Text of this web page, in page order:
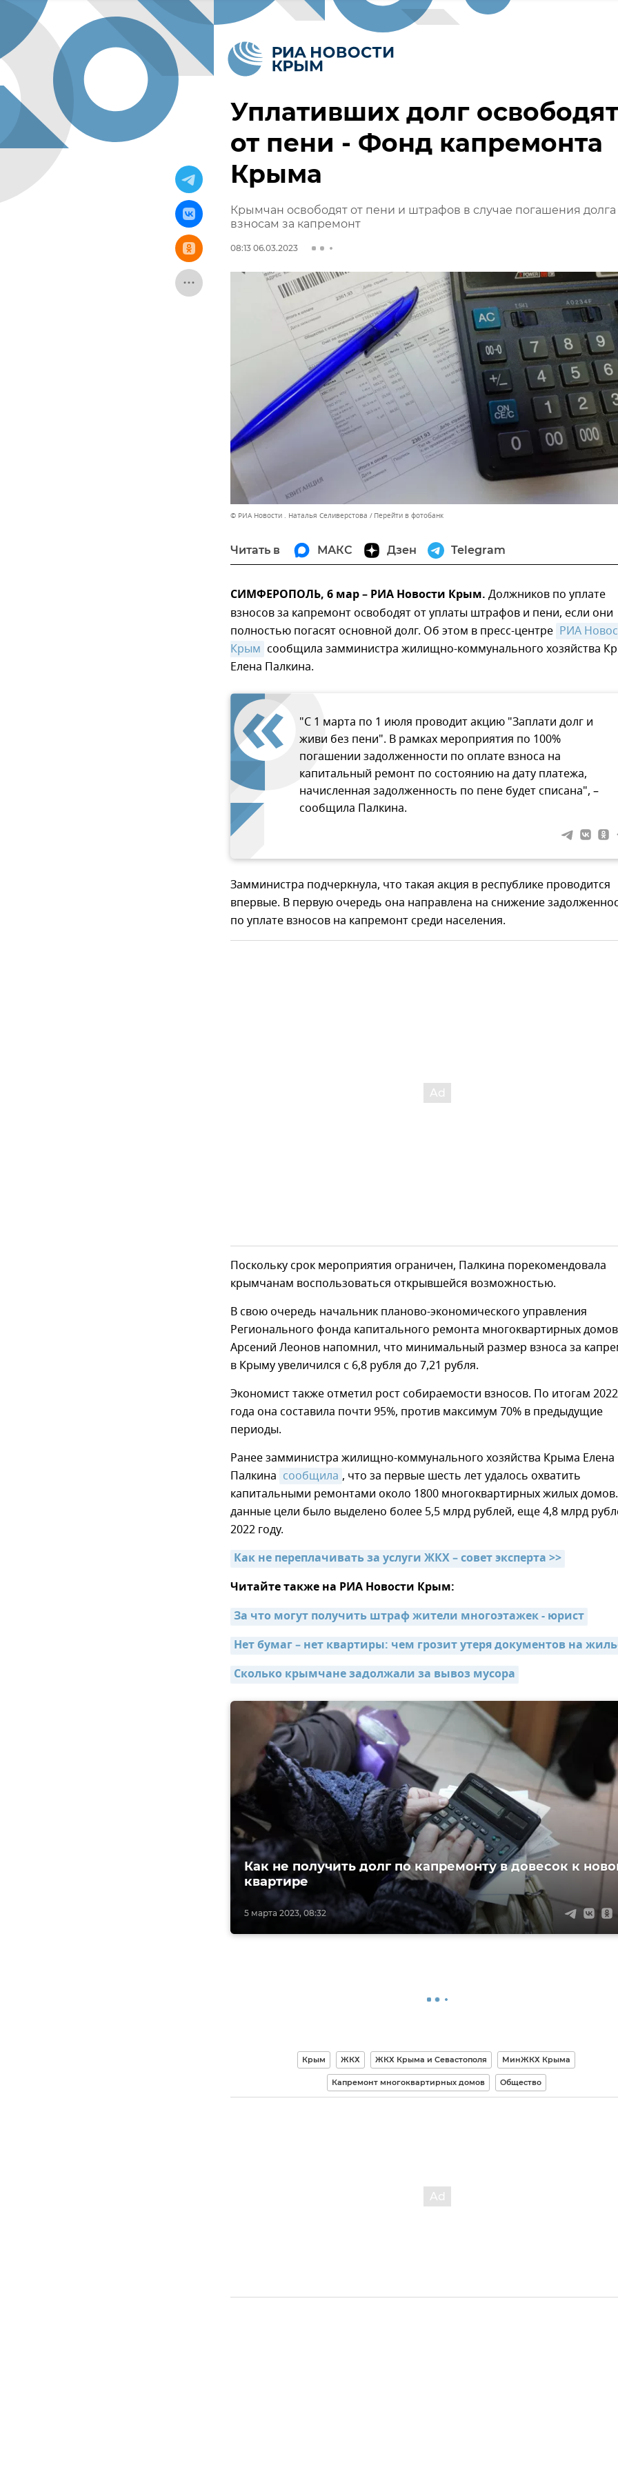
Уплативших долг освободят
от пени - Фонд капремонта
Крыма
Крымчан освободят от пени и штрафов в случае погашения
взносам за капремонт
08:13 06.03.2023
© РИА Новости . Наталья Селиверстова Перейти в фотобанк
Читать в МАКС Дзен Telegram
СИМФЕРОПОЛЬ, 6 мар – РИА Новости Крым. Должников по уплате
взносов за капремонт освободят от уплаты штрафов и пени, если они
полностью погасят основной долг. Об этом в пресс-центре РИА
Крым сообщила замминистра жилищно-коммунального хозяйства
Елена Палкина.
"С 1 марта по 1 июля проводит акцию "Заплати долг и
живи без пени". В рамках мероприятия по 100%
погашении задолженности по оплате взноса на
капитальный ремонт по состоянию на дату платежа,
начисленная задолженность по пене будет списана", –
сообщила Палкина.
Замминистра подчеркнула, что такая акция в республике проводится
впервые. В первую очередь она направлена на снижение
по уплате взносов на капремонт среди населения.
Поскольку срок мероприятия ограничен, Палкина порекомендовала
крымчанам воспользоваться открывшейся возможностью.
В свою очередь начальник планово-экономического управления
Регионального фонда капитального ремонта многоквартирных
Арсений Леонов напомнил, что минимальный размер взноса за
в Крыму увеличился с 6,8 рубля до 7,21 рубля.
Экономист также отметил рост собираемости взносов. По итогам 2022
года она составила почти 95%, против максимум 70% в предыдущие
периоды.
Ранее замминистра жилищно-коммунального хозяйства Крыма Елена
Палкина сообщила , что за первые шесть лет удалось охватить
капитальными ремонтами около 1800 многоквартирных жилых
данные цели было выделено более 5,5 млрд рублей, еще 4,8 млрд
2022 году.
Как не переплачивать за услуги ЖКХ – совет эксперта >>
Читайте также на РИА Новости Крым:
За что могут получить штраф жители многоэтажек - юрист
Нет бумаг – нет квартиры: чем грозит утеря документов на
Сколько крымчане задолжали за вывоз мусора
5 марта 2023, 08:32
Как не получить долг по капремонту в довесок к
квартире
Крым ЖКХ ЖКХ Крыма и Севастополя МинЖКХ Крыма
Капремонт многоквартирных домов Общество